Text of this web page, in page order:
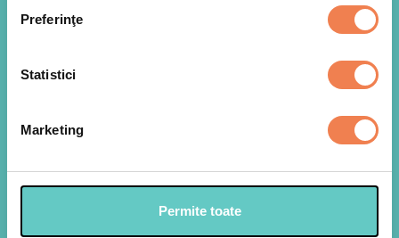
Preferinţe
Statistici
Marketing
Permite toate